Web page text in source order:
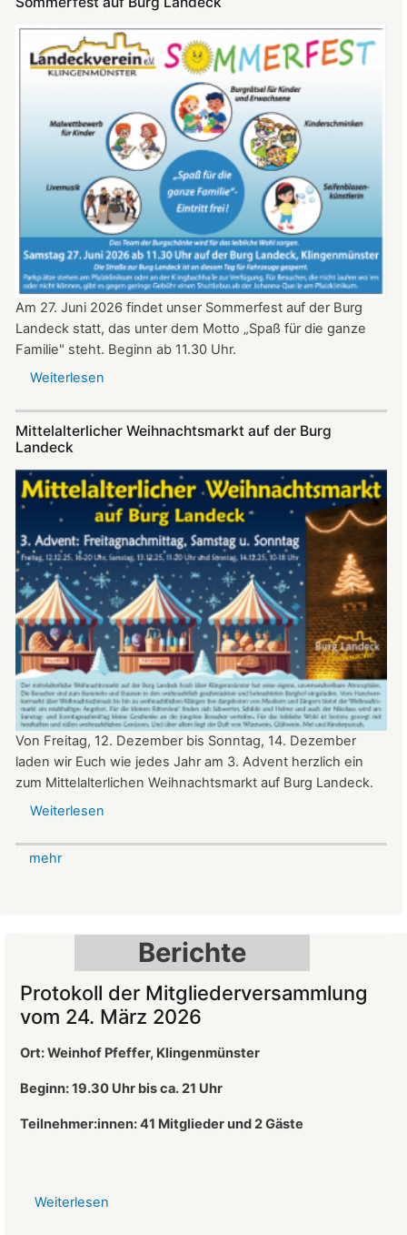
auf
Burg
Landeck
am
Juni
2026
ab
20:30
Uhr​​​​​​​​​​​​​​
Am 27. Juni 2026 findet unser Sommerfest auf der Burg
Landeck statt, das unter dem Motto „Spaß für die ganze
Familie" steht. Beginn ab 11.30 Uhr.
Weiterlesen
Burg
Mittelalterlicher Weihnachtsmarkt auf der Burg
Landeck
Von Freitag, 12. Dezember bis Sonntag, 14. Dezember
laden wir Euch wie jedes Jahr am 3. Advent herzlich ein
zum Mittelalterlichen Weihnachtsmarkt auf Burg Landeck.
Weiterlesen
Landeck
mehr
Berichte
Protokoll der Mitgliederversammlung
vom 24. März 2026
Ort: Weinhof Pfeffer, Klingenmünster
Beginn: 19.30 Uhr bis ca. 21 Uhr
Teilnehmer:innen: 41 Mitglieder und 2 Gäste
Weiterlesen